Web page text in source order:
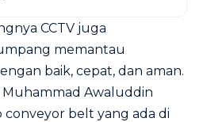
CCTV juga
memantau
baik, cepat, dan aman.
Awaluddin
conveyor belt yang ada di